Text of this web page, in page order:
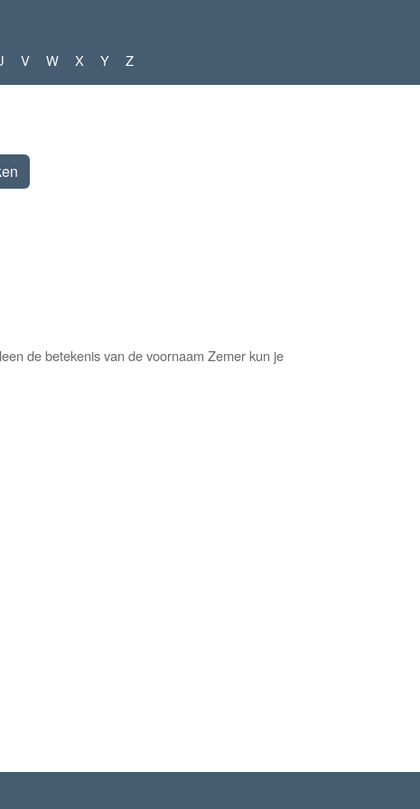
V W X Y Z
de betekenis van de voornaam Zemer kun je